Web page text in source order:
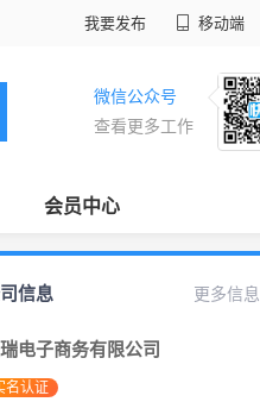
我要发布 移动端
微信公众号
查看更多工作
会员中心
更多信息
信息
电子商务有限公司
名认证